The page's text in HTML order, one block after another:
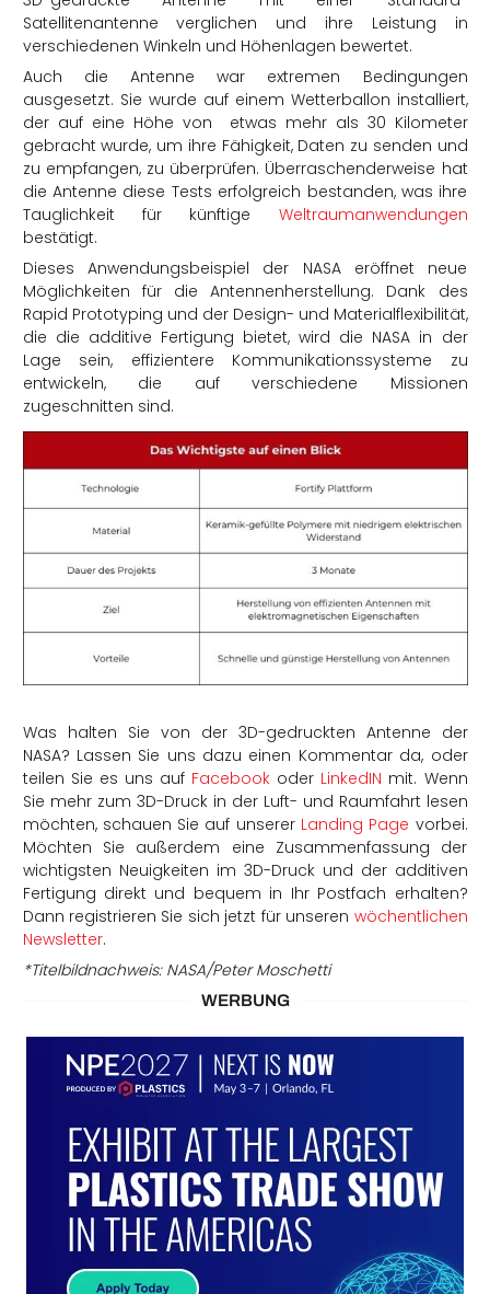
Satellitenantenne verglichen und ihre Leistung in
verschiedenen Winkeln und Höhenlagen bewertet.
Auch die Antenne war extremen Bedingungen
ausgesetzt. Sie wurde auf einem Wetterballon installiert,
der auf eine Höhe von etwas mehr als 30 Kilometer
gebracht wurde, um ihre Fähigkeit, Daten zu senden und
zu empfangen, zu überprüfen. Überraschenderweise hat
die Antenne diese Tests erfolgreich bestanden, was ihre
Tauglichkeit für künftige Weltraumanwendungen
bestätigt.
Dieses Anwendungsbeispiel der NASA eröffnet neue
Möglichkeiten für die Antennenherstellung. Dank des
Rapid Prototyping und der Design- und Materialflexibilität,
die die additive Fertigung bietet, wird die NASA in der
Lage sein, effizientere Kommunikationssysteme zu
entwickeln, die auf verschiedene Missionen
zugeschnitten sind.
Was halten Sie von der 3D-gedruckten Antenne der
NASA? Lassen Sie uns dazu einen Kommentar da, oder
teilen Sie es uns auf Facebook oder LinkedIN mit. Wenn
Sie mehr zum 3D-Druck in der Luft- und Raumfahrt lesen
möchten, schauen Sie auf unserer Landing Page vorbei.
Möchten Sie außerdem eine Zusammenfassung der
wichtigsten Neuigkeiten im 3D-Druck und der additiven
Fertigung direkt und bequem in Ihr Postfach erhalten?
Dann registrieren Sie sich jetzt für unseren wöchentlichen
Newsletter.
*Titelbildnachweis: NASA/Peter Moschetti
WERBUNG